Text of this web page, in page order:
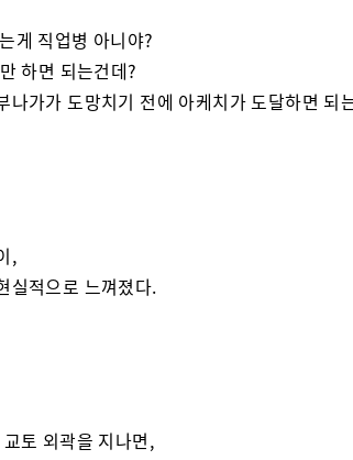
게 직업병 아니야?
하면 되는건데?
나가가 도망치기 전에 아케치가 도달하면
,
실적으로 느껴졌다.
토 외곽을 지나면,